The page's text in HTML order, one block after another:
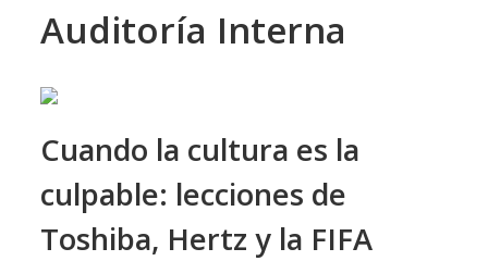
Auditoría Interna
Cuando la cultura es la
culpable: lecciones de
Toshiba, Hertz y la FIFA